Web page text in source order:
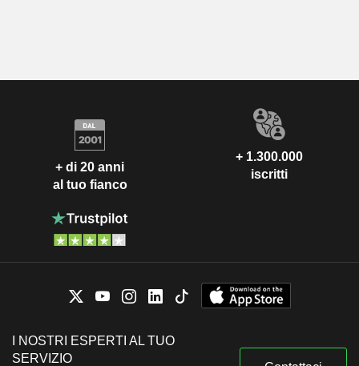
+ di 20 anni
al tuo fianco
+ 1.300.000
iscritti
I NOSTRI ESPERTI AL TUO
SERVIZIO